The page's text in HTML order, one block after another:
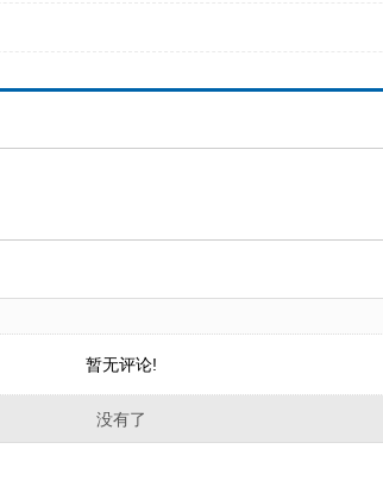
暂无评论!
没有了